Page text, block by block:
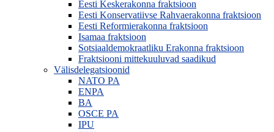
Eesti Keskerakonna fraktsioon
Eesti Konservatiivse Rahvaerakonna fraktsioon
Eesti Reformierakonna fraktsioon
Isamaa fraktsioon
Sotsiaaldemokraatliku Erakonna fraktsioon
Fraktsiooni mittekuuluvad saadikud
Välisdelegatsioonid
NATO PA
ENPA
BA
OSCE PA
IPU